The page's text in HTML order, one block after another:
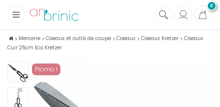
0
+
Tissus
Mercerie
Soins et Santé au naturel
Maison écologique
Lectures
Mercerie Ciseaux et outils de coupe Ciseaux Ciseaux Kretzer
Ciseaux
Cuir 25cm Eco Kretzer
Promo !